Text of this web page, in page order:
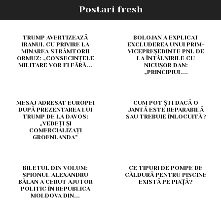
Postari fresh
TRUMP AVERTIZEAZĂ
IRANUL CU PRIVIRE LA
MINAREA STRÂMTORII
ORMUZ: „CONSECINȚELE
MILITARE VOR FI FĂRĂ...
BOLOJAN A EXPLICAT
EXCLUDEREA UNUI PRIM-
VICEPREȘEDINTE PNL DE
LA ÎNTÂLNIRILE CU
NICUȘOR DAN:
„PRINCIPIUL...
MESAJ ADRESAT EUROPEI
DUPĂ PREZENTAREA LUI
TRUMP DE LA DAVOS:
„VEDEȚI ȘI
COMERCIALIZAȚI
GROENLANDA”
CUM POT ȘTI DACĂ O
JANTĂ ESTE REPARABILĂ
SAU TREBUIE ÎNLOCUITĂ?
BILETUL DIN VOLUM:
SPIONUL ALEXANDRU
BĂLAN A CERUT AJUTOR
POLITIC ÎN REPUBLICA
MOLDOVA DIN...
CE TIPURI DE POMPE DE
CĂLDURĂ PENTRU PISCINE
EXISTĂ PE PIAȚĂ?